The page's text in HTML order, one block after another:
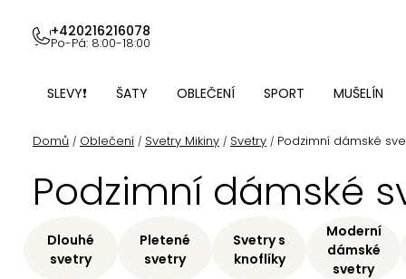
obsah
+420216216078
Po-Pá: 8:00-18:00
SLEVY❗ ŠATY OBLEČENÍ SPORT MUŠELÍN
Domů / Oblečení / Svetry Mikiny / Svetry / Podzimní dámské
Podzimní dámské
Dlouhé
svetry
Pletené
svetry
Svetry s
knoflíky
Moderní
dámské
svetry